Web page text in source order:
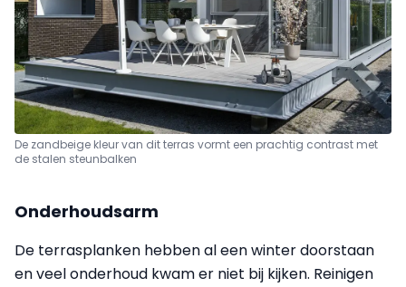
De zandbeige kleur van dit terras vormt een prachtig contrast met
de stalen steunbalken
Onderhoudsarm
De terrasplanken hebben al een winter doorstaan
en veel onderhoud kwam er niet bij kijken. Reinigen